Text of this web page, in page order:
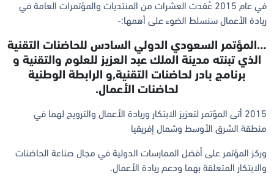
في عام 2015 عُقدت العشرات من المنتديات والمؤتمرات العامة في
ريادة الأعمال سنسلط الضوء على أهمها:-
…المؤتمر السعودي الدولي السادس للحاضنات التقنية
الذي تبنته مدينة الملك عبد العزيز للعلوم والتقنية و
برنامج بادر لحاضنات التقنية,و الرابطة الوطنية
لحاضنات الأعمال.
2015 أتى المؤتمر لتعزيز الابتكار وريادة الأعمال والترويج لهما في
منطقة الشرق الأوسط وشمال إفريقيا
وركز المؤتمر على أفضل الممارسات الدولية في مجال صناعة الحاضنات
والابتكار المتعلقة بهما ودعم ريادة الأعمال.